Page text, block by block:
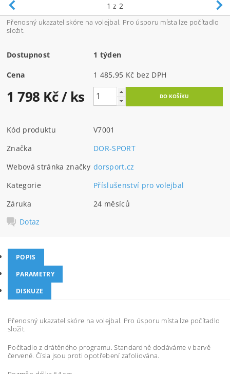
1 z 2
Přenosný ukazatel skóre na volejbal. Pro úsporu místa lze počítadlo
složit.
Dostupnost 1 týden
Cena 1 485,95 Kč bez DPH
1 798 Kč/ ks
Kód produktu
V7001
Značka
DOR-SPORT
Webová stránka značky dorsport.cz
Kategorie
Příslušenství pro volejbal
Záruka
24 měsíců
Dotaz
POPIS
PARAMETRY
DISKUZE
Přenosný ukazatel skóre na volejbal. Pro úsporu místa lze počítadlo
složit.
Počítadlo z drátěného programu. Standardně dodáváme v barvě
červené. Čísla jsou proti opotřebení zafoliována.